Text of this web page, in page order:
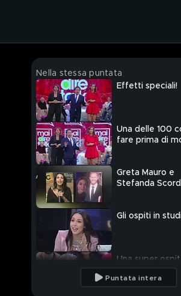
Nella stessa puntata
Effetti speciali!
Una delle 100
fare prima di
Greta Mauro e
Stefanda
Gli ospiti in
Una super
Paola Barale
Puntata intera